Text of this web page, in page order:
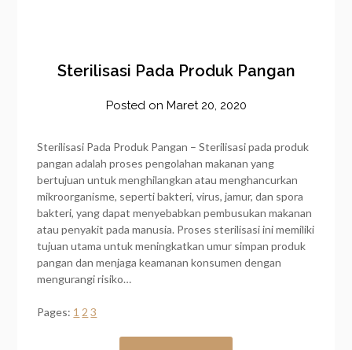
Sterilisasi Pada Produk Pangan
Posted on Maret 20, 2020
Sterilisasi Pada Produk Pangan – Sterilisasi pada produk
pangan adalah proses pengolahan makanan yang
bertujuan untuk menghilangkan atau menghancurkan
mikroorganisme, seperti bakteri, virus, jamur, dan spora
bakteri, yang dapat menyebabkan pembusukan makanan
atau penyakit pada manusia. Proses sterilisasi ini memiliki
tujuan utama untuk meningkatkan umur simpan produk
pangan dan menjaga keamanan konsumen dengan
mengurangi risiko…
Pages: 1 2 3